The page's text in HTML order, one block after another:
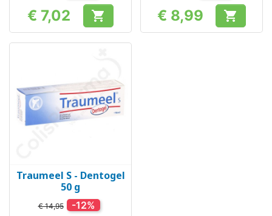
Prijs
€ 7,02  Prijs
€ 8,99 
Traumeel S - Dentogel
50 g
€ 14,95 -12%